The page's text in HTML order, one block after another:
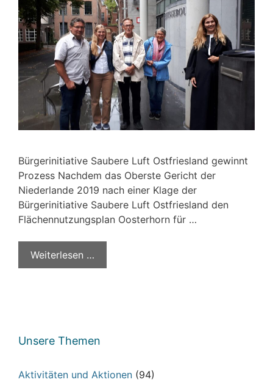
Bürgerinitiative Saubere Luft Ostfriesland gewinnt
Prozess Nachdem das Oberste Gericht der
Niederlande 2019 nach einer Klage der
Bürgerinitiative Saubere Luft Ostfriesland den
Flächennutzungsplan Oosterhorn für …
Weiterlesen …
Unsere Themen
Aktivitäten und Aktionen (94)